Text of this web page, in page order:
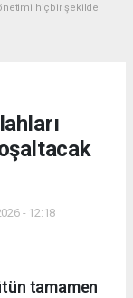
hiçbir şekilde
- 12:18
tamamen